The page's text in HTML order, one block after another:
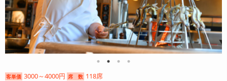
客単価 3000～4000円 席 数 118席